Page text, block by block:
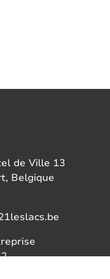
de Ville 13
Belgique